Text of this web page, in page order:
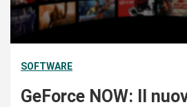
SOFTWARE
GeForce NOW: Il